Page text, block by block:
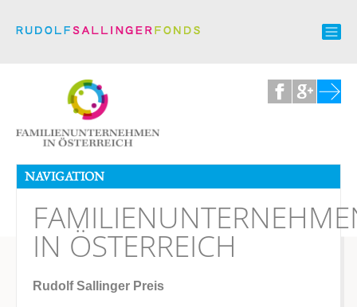
NAVIGATION
IN ÖSTERREICH
Rudolf Sallinger Preis